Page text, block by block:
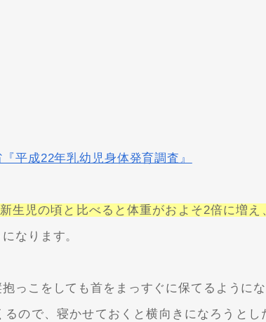
平成22年乳幼児身体発育調査』
新生児の頃と比べると体重がおよそ2倍に増え
なります。
っこをしても首をまっすぐに保てるようにな
ので、寝かせておくと横向きになろうとし